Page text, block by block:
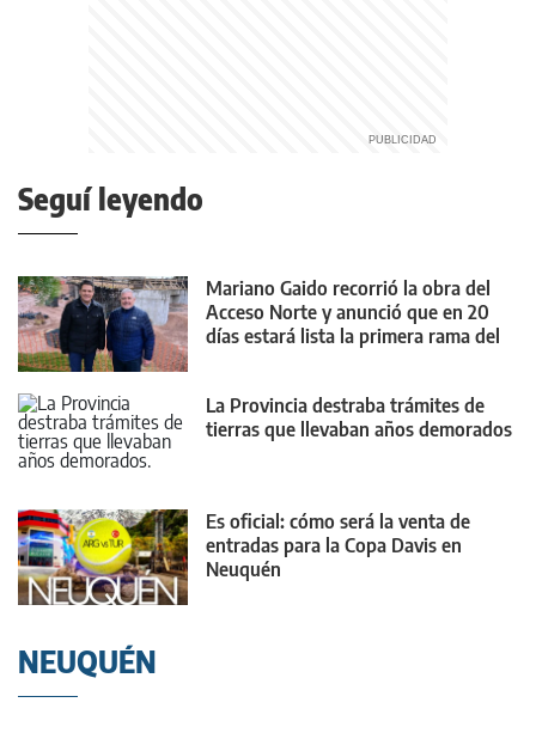
Seguí leyendo
Mariano Gaido recorrió la obra del
Acceso Norte y anunció que en 20
días estará lista la primera rama del
La Provincia destraba trámites de
tierras que llevaban años demorados
Es oficial: cómo será la venta de
entradas para la Copa Davis en
Neuquén
NEUQUÉN